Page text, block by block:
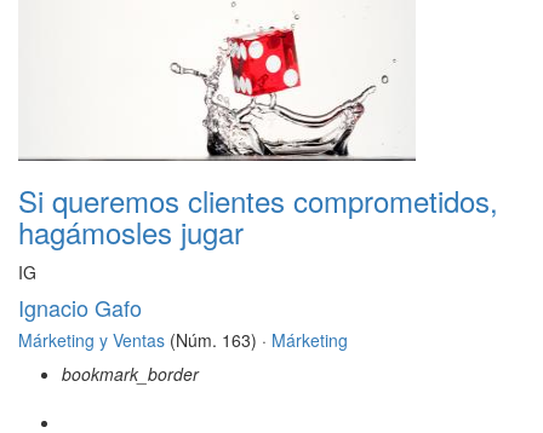
Si queremos clientes comprometidos,
hagámosles jugar
IG
Ignacio Gafo
Márketing y Ventas (Núm. 163) · Márketing
bookmark_border